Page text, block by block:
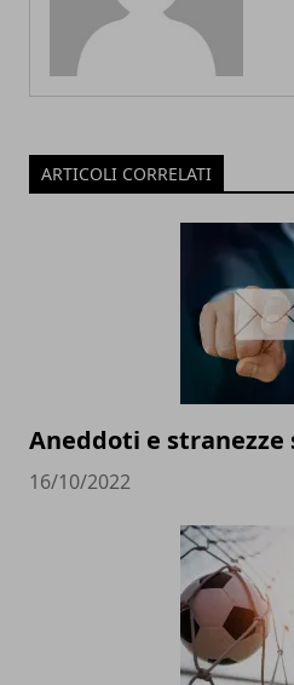
ARTICOLI CORRELATI
Aneddoti e stranezze
16/10/2022